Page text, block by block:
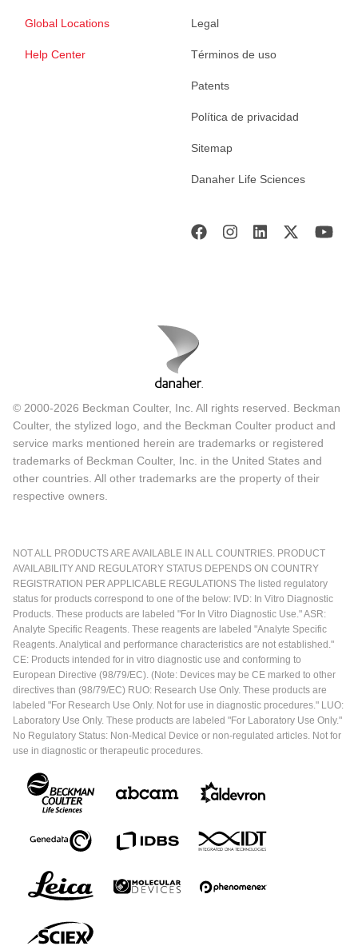
Global Locations
Help Center
Legal
Términos de uso
Patents
Política de privacidad
Sitemap
Danaher Life Sciences
© 2000-2026 Beckman Coulter, Inc. All rights reserved. Beckman
Coulter, the stylized logo, and the Beckman Coulter product and
service marks mentioned herein are trademarks or registered
trademarks of Beckman Coulter, Inc. in the United States and
other countries. All other trademarks are the property of their
respective owners.
NOT ALL PRODUCTS ARE AVAILABLE IN ALL COUNTRIES. PRODUCT
AVAILABILITY AND REGULATORY STATUS DEPENDS ON COUNTRY
REGISTRATION PER APPLICABLE REGULATIONS The listed regulatory
status for products correspond to one of the below: IVD: In Vitro Diagnostic
Products. These products are labeled "For In Vitro Diagnostic Use." ASR:
Analyte Specific Reagents. These reagents are labeled "Analyte Specific
Reagents. Analytical and performance characteristics are not established."
CE: Products intended for in vitro diagnostic use and conforming to
European Directive (98/79/EC). (Note: Devices may be CE marked to other
directives than (98/79/EC) RUO: Research Use Only. These products are
labeled "For Research Use Only. Not for use in diagnostic procedures." LUO:
Laboratory Use Only. These products are labeled "For Laboratory Use Only."
No Regulatory Status: Non-Medical Device or non-regulated articles. Not for
use in diagnostic or therapeutic procedures.